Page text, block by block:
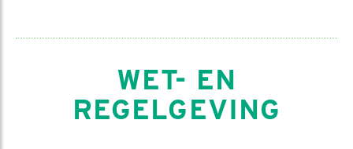
WET- EN
REGELGEVING